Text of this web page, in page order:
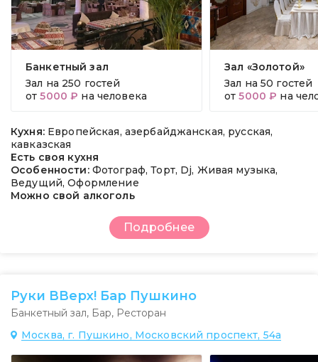
Банкетный зал
Зал на 250 гостей
от5000 ₽ на человека
Зал «Золотой»
Зал на 50 гостей
от5000 ₽ на
Кухня: Европейская, азербайджанская, русская,
кавказская
Есть своя кухня
Особенности: Фотограф, Торт, Dj, Живая музыка,
Ведущий, Оформление
Можно свой алкоголь
Подробнее
Руки ВВерх! Бар Пушкино
Банкетный зал, Бар, Ресторан
Москва, г. Пушкино, Московский проспект, 54а